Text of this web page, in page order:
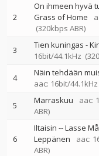
2
On ihmeen hyvä
Grass of Home
(320kbps ABR)
3 Tien kuningas -
16bit/44.1kHz
4
Näin tehdään
aac: 16bit/44.1kHz
5 Marraskuu aac:
ABR)
6
Iltaisin --Lasse
Leppänen
aac:
ABR)